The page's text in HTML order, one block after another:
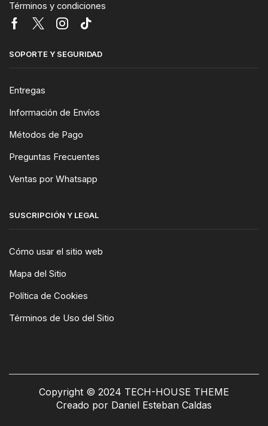
Términos y condiciones
SOPORTE Y SEGURIDAD
Entregas
Información de Envíos
Métodos de Pago
Preguntas Frecuentes
Ventas por Whatsapp
SUSCRIPCIÓN Y LEGAL
Cómo usar el sitio web
Mapa del Sitio
Política de Cookies
Términos de Uso del Sitio
Copyright © 2024 TECH-HOUSE THEME
Creado por Daniel Esteban Caldas